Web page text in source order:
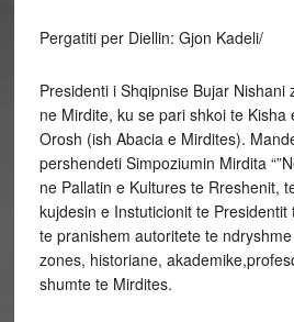
Pergatiti per Diellin: Gjon Kadeli/
Presidenti i Shqipnise Bujar Nishani
ne Mirdite, ku se pari shkoi te Kisha
Orosh (ish Abacia e Mirdites).
pershendeti Simpoziumin Mirdita
ne Pallatin e Kultures te Rreshenit,
kujdesin e Instuticionit te Presidentit
te pranishem autoritete te
zones, historiane,
shumte te Mirdites.